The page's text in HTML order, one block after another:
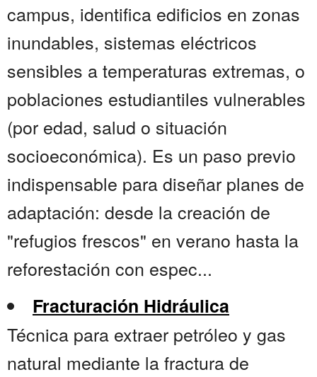
campus, identifica edificios en zonas
inundables, sistemas eléctricos
sensibles a temperaturas extremas, o
poblaciones estudiantiles vulnerables
(por edad, salud o situación
socioeconómica). Es un paso previo
indispensable para diseñar planes de
adaptación: desde la creación de
"refugios frescos" en verano hasta la
reforestación con espec...
Fracturación Hidráulica
Técnica para extraer petróleo y gas
natural mediante la fractura de